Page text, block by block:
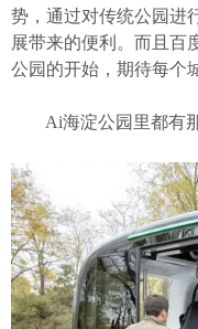
势，通过对传统公园进
展带来的便利。而且百
公园的开始，期待每个
Ai海淀公园里都有那